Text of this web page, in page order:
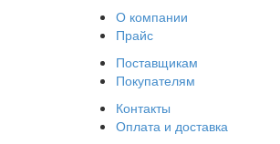
О компании
Прайс
Поставщикам
Покупателям
Контакты
Оплата и доставка